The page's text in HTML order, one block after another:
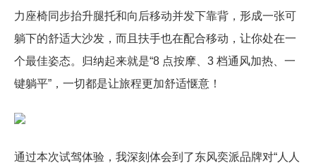
力座椅同步抬升腿托和向后移动并发下靠背，形成一张可
躺下的舒适大沙发，而且扶手也在配合移动，让你处在一
个最佳姿态。归纳起来就是“8 点按摩、3 档通风加热、一
键躺平”，一切都是让旅程更加舒适惬意！
通过本次试驾体验，我深刻体会到了东风奕派品牌对“人人